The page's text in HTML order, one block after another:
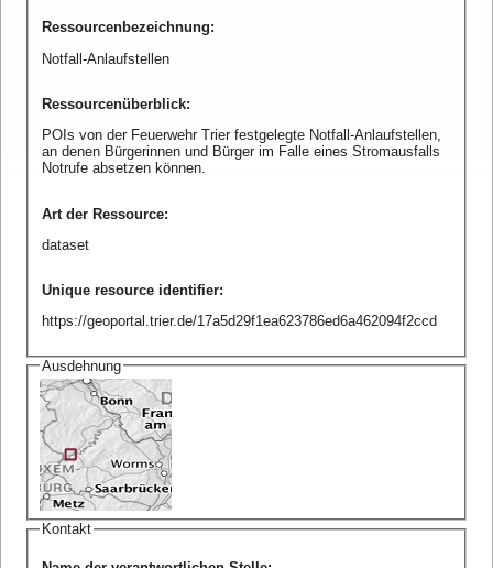
Ressourcenbezeichnung:
Notfall-Anlaufstellen
Ressourcenüberblick:
POIs von der Feuerwehr Trier festgelegte Notfall-Anlaufstellen,
an denen Bürgerinnen und Bürger im Falle eines Stromausfalls
Notrufe absetzen können.
Art der Ressource:
dataset
Unique resource identifier:
https://geoportal.trier.de/17a5d29f1ea623786ed6a462094f2ccd
Ausdehnung
Kontakt